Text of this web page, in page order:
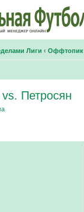
Лиги ‹ Оффтопик
Петросян